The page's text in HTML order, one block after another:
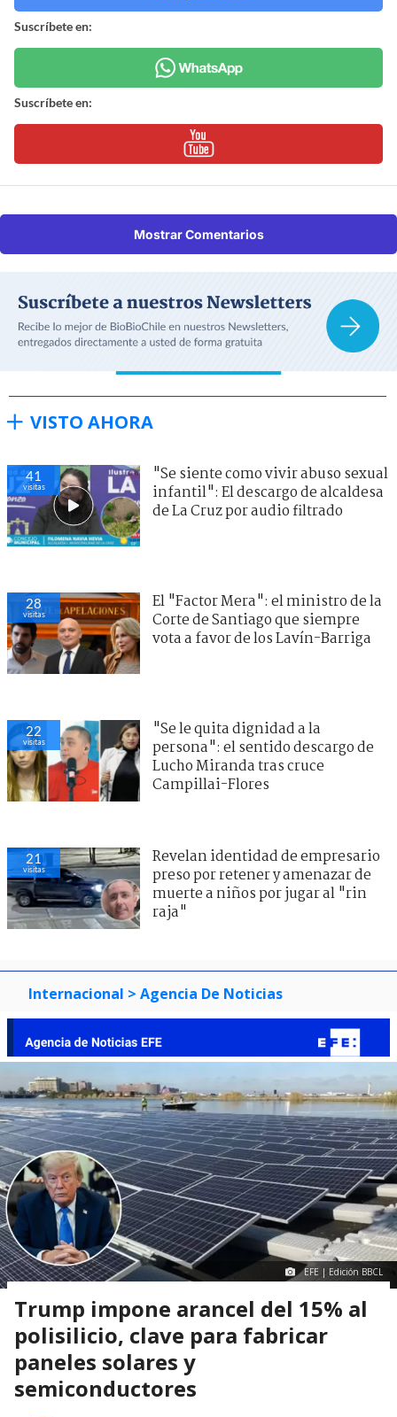
Suscríbete en:
Suscríbete en:
Mostrar Comentarios
VISTO AHORA
41
visitas
"Se siente como vivir abuso sexual
infantil": El descargo de alcaldesa
de La Cruz por audio filtrado
28
visitas
El "Factor Mera": el ministro de la
Corte de Santiago que siempre
vota a favor de los Lavín-Barriga
22
visitas
"Se le quita dignidad a la
persona": el sentido descargo de
Lucho Miranda tras cruce
Campillai-Flores
21
visitas
Revelan identidad de empresario
preso por retener y amenazar de
muerte a niños por jugar al "rin
raja"
Internacional > Agencia De Noticias
EFE | Edición BBCL
Trump impone arancel del 15% al
polisilicio, clave para fabricar
paneles solares y
semiconductores